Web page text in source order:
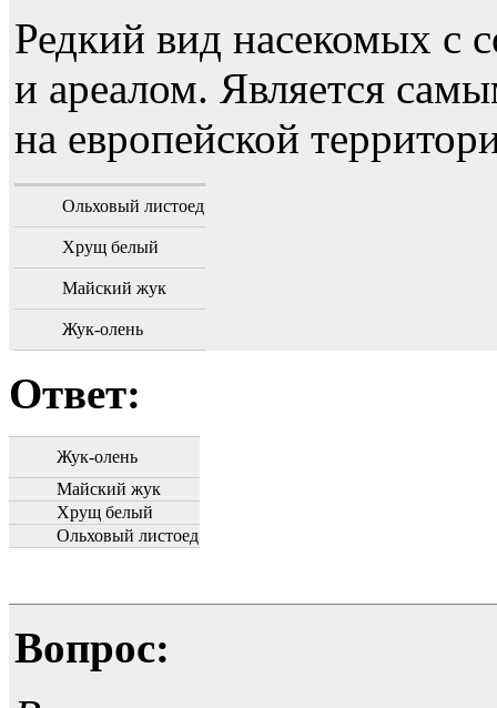
Редкий вид насекомых с
и ареалом. Является
на европейской
Ольховый листоед
Хрущ белый
Майский жук
Жук-олень
Ответ:
Жук-олень
Майский жук
Хрущ белый
Ольховый листоед
Вопрос: